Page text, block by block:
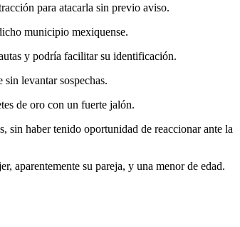
para atacarla sin previo aviso.
municipio mexiquense.
y podría facilitar su identificación.
levantar sospechas.
de oro con un fuerte jalón.
sin haber tenido oportunidad de reaccionar ante la
aparentemente su pareja, y una menor de edad.